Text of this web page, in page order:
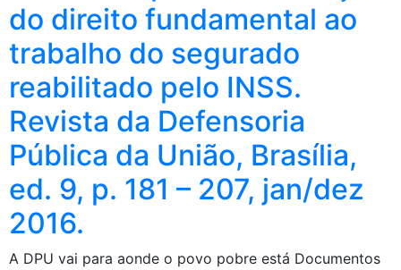
do direito fundamental ao
trabalho do segurado
reabilitado pelo INSS.
Revista da Defensoria
Pública da União, Brasília,
ed. 9, p. 181 – 207, jan/dez
2016.
A DPU vai para aonde o povo pobre está Documentos